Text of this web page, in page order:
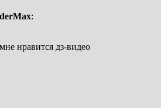
:
нравится дз-видео